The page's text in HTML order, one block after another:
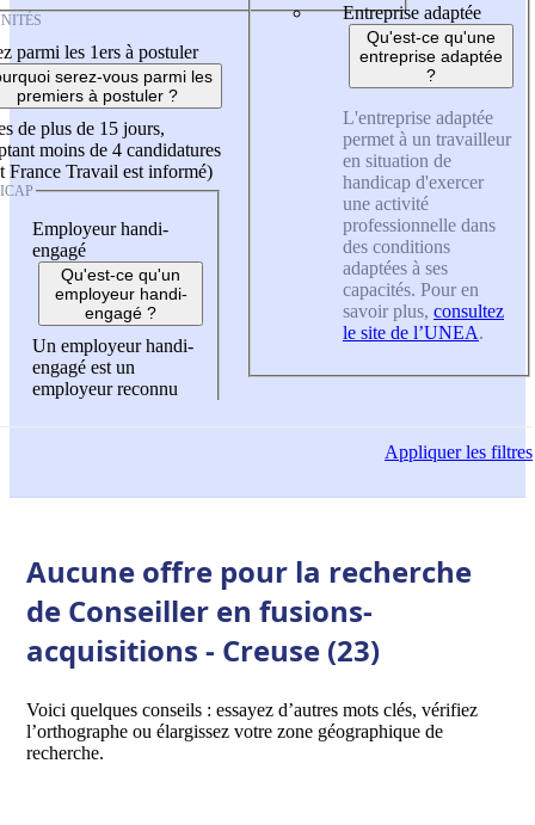
parmi les 1ers à postuler
serez-vous parmi les
premiers à postuler ?
de plus de 15 jours,
moins de 4 candidatures
France Travail est informé)
Employeur handi-
engagé
Qu'est-ce qu'un
employeur handi-
engagé ?
Un employeur handi-
engagé est un
employeur reconnu
Entreprise adaptée
Qu'est-ce qu'une
entreprise adaptée
?
L'entreprise adaptée
permet à un travailleur
en situation de
handicap d'exercer
une activité
professionnelle dans
des conditions
adaptées à ses
capacités. Pour en
savoir plus, consultez
le site de l’UNEA.
Appliquerles filtres
Aucune offre pour la recherche
de Conseiller en fusions-
acquisitions - Creuse (23)
Voici quelques conseils : essayez d’autres mots clés, vérifiez
l’orthographe ou élargissez votre zone géographique de
recherche.